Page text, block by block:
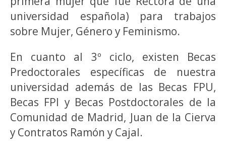
universidad española) para trabajos
sobre Mujer, Género y Feminismo.
En cuanto al 3º ciclo, existen Becas
Predoctorales específicas de nuestra
universidad además de las Becas FPU,
Becas FPI y Becas Postdoctorales de la
Comunidad de Madrid, Juan de la Cierva
y Contratos Ramón y Cajal.